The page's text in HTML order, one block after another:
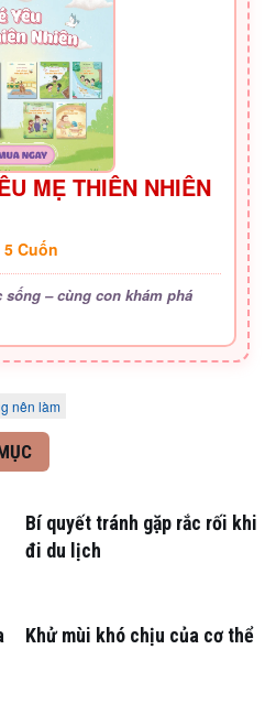
MẸ THIÊN NHIÊN
Cuốn
sống – cùng con khám phá
nên làm
Bí quyết tránh gặp rắc rối khi
đi du lịch
Khử mùi khó chịu của cơ thể